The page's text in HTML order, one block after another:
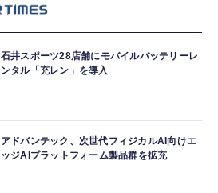
石井スポーツ28店舗にモバイルバッテリーレ
ンタル「充レン」を導入
アドバンテック、次世代フィジカルAI向けエ
ッジAIプラットフォーム製品群を拡充